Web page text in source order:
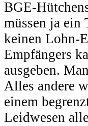
BGE-
müssen ja ein
keinen Lohn-
Empfängers
ausgeben.
Alles andere
einem
Leidwesen